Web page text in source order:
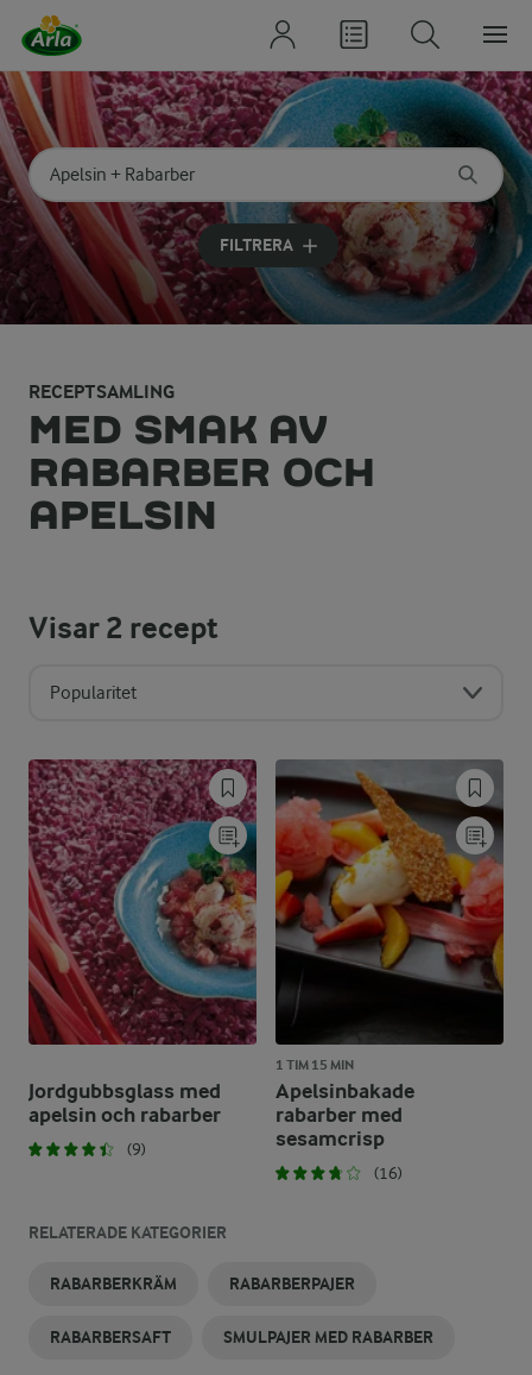
Sök på kategori eller ingrediens
Skriv in sökord för att få förslag
FILTRERA
RECEPTSAMLING
MED SMAK AV
RABARBER OCH
APELSIN
Visar2 recept
Popularitet
Jordgubbsglass med
apelsin och rabarber
(9)
1 TIM 15 MIN
Apelsinbakade
rabarber med
sesamcrisp
(16)
RELATERADE KATEGORIER
RABARBERKRÄM RABARBERPAJER
RABARBERSAFT SMULPAJER MED RABARBER